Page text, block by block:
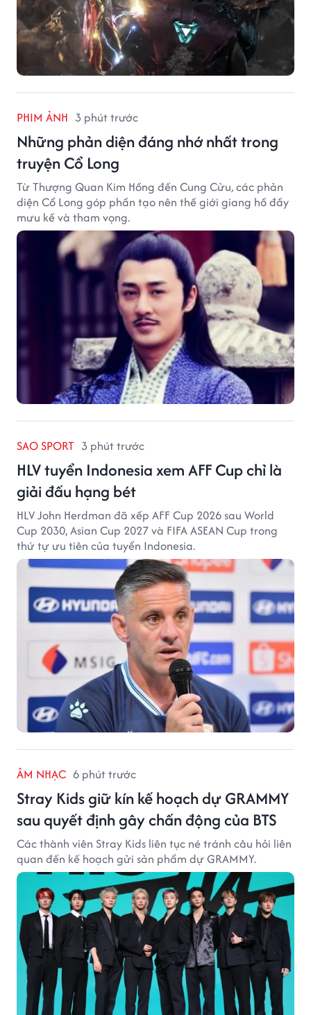
PHIM ẢNH 3 phút trước
Những phản diện đáng nhớ nhất trong
truyện Cổ Long
Từ Thượng Quan Kim Hồng đến Cung Cửu, các phản
diện Cổ Long góp phần tạo nên thế giới giang hồ đầy
mưu kế và tham vọng.
SAO SPORT 3 phút trước
HLV tuyển Indonesia xem AFF Cup chỉ là
giải đấu hạng bét
HLV John Herdman đã xếp AFF Cup 2026 sau World
Cup 2030, Asian Cup 2027 và FIFA ASEAN Cup trong
thứ tự ưu tiên của tuyển Indonesia.
ÂM NHẠC 6 phút trước
Stray Kids giữ kín kế hoạch dự GRAMMY
sau quyết định gây chấn động của BTS
Các thành viên Stray Kids liên tục né tránh câu hỏi liên
quan đến kế hoạch gửi sản phẩm dự GRAMMY.